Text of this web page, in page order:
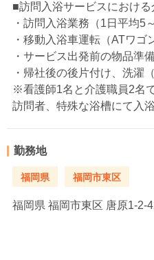
■訪問入浴サービスにおけ
・訪問入浴業務（1日平均5
・移動入浴車運転（ATワゴ
・サービス出発前の物品準
・帰社後の後片付け、洗濯
※看護師1名と介護職員2名
訪問者、特殊な浴槽にて入
勤務地
福岡県 福岡市東区
福岡県 福岡市東区 唐原1-